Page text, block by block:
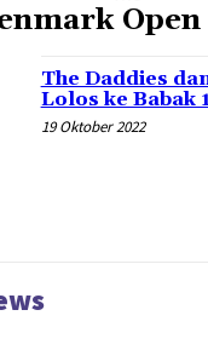
Open
The Daddies
Lolos ke Babak
19 Oktober 2022